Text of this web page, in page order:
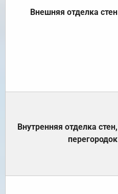
Внешняя отделка стен
Внутренняя отделка стен,
перегородок